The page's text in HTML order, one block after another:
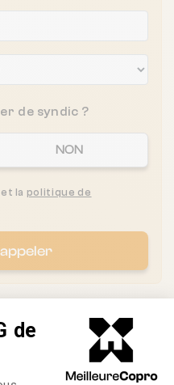
de
du
de syndic ?
NON
et la politique de
deSO